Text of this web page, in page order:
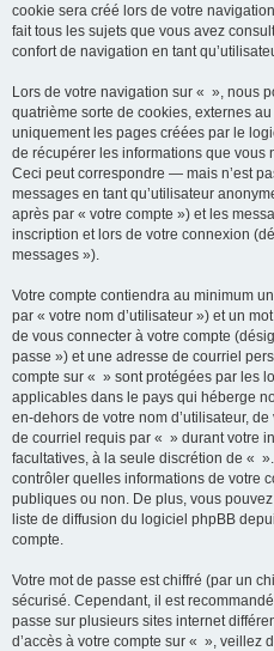
cookie sera créé lors de votre
fait tous les sujets que vous avez
confort de navigation en tant
Lors de votre navigation sur « », nous
quatrième sorte de cookies, externes
uniquement les pages créées par le
de récupérer les informations que vous
Ceci peut correspondre — mais n’est
messages en tant qu’utilisateur
après par « votre compte ») et les
inscription et lors de votre connexion
messages »).
Votre compte contiendra au minimum
par « votre nom d’utilisateur ») et un
de vous connecter à votre compte
passe ») et une adresse de courriel
compte sur « » sont protégées par les
applicables dans le pays qui héberge
en-dehors de votre nom d’utilisateur,
de courriel requis par « » durant votre
facultatives, à la seule discrétion de «
contrôler quelles informations de votre
publiques ou non. De plus, vous
liste de diffusion du logiciel phpBB
compte.
Votre mot de passe est chiffré (par un
sécurisé. Cependant, il est
passe sur plusieurs sites internet
d’accès à votre compte sur « », veillez